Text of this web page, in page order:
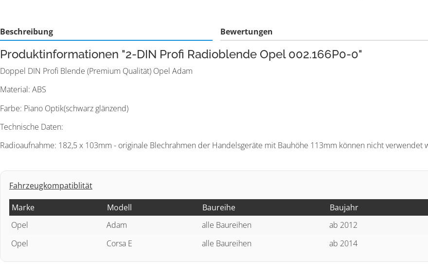
Beschreibung Bewertungen
Produktinformationen "2-DIN Profi Radioblende Opel 002.166P0-0"
Doppel DIN Profi Blende (Premium Qualität) Opel Adam
Material: ABS
Farbe: Piano Optik(schwarz glänzend)
Technische Daten:
Radioaufnahme: 182,5 x 103mm - originale Blechrahmen der Handelsgeräte mit Bauhöhe 113mm können nicht verwendet
Fahrzeugkompatiblität
Marke Modell Baureihe Baujahr
Opel
Adam alle Baureihen ab 2012
Opel
Corsa E alle Baureihen ab 2014